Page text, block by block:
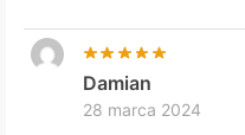
Damian
28 marca 2024